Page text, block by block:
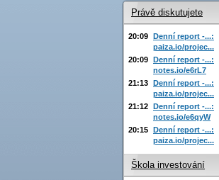
Právě diskutujete
20:09 Denní report -...:
paiza.io/projec...
20:09 Denní report -...:
notes.io/e6rL7
21:13 Denní report -...:
paiza.io/projec...
21:12 Denní report -...:
notes.io/e6qyW
20:15 Denní report -...:
paiza.io/projec...
Škola investování